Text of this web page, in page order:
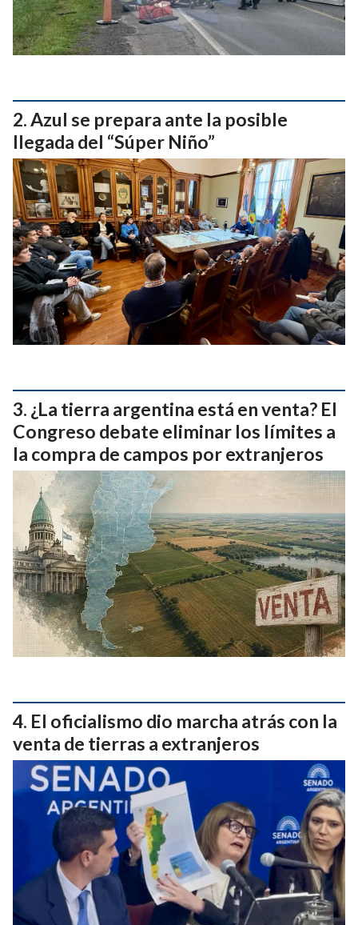
Azul se prepara ante la posible
llegada del “Súper Niño”
¿La tierra argentina está en venta? El
Congreso debate eliminar los límites a
la compra de campos por extranjeros
El oficialismo dio marcha atrás con la
venta de tierras a extranjeros